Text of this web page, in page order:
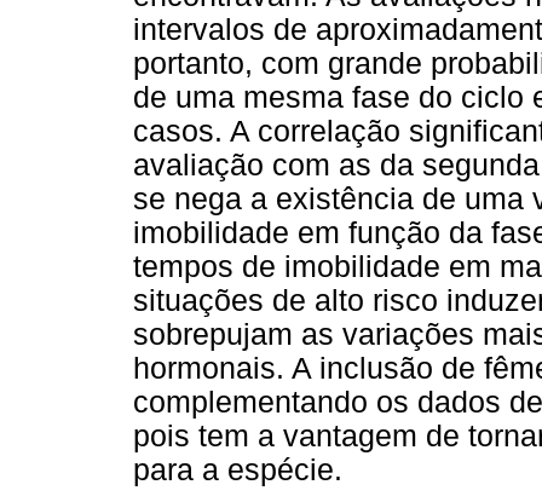
intervalos de
portanto, com grande
de uma mesma fase do ciclo
casos. A correlação
avaliação com as da
se nega a existência de uma
imobilidade em função da
tempos de imobilidade em
situações de alto risco
sobrepujam as variações
hormonais. A inclusão de
complementando os dados
pois tem a vantagem de
para a espécie.